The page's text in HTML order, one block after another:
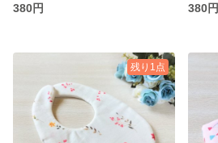
380円
380円
残り1点